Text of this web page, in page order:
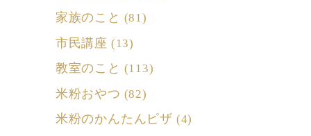
家族のこと (81)
市民講座 (13)
教室のこと (113)
米粉おやつ (82)
米粉のかんたんピザ (4)